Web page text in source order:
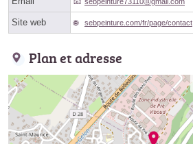
Site web sebpeinture.com/fr/page/contact
Plan et adresse